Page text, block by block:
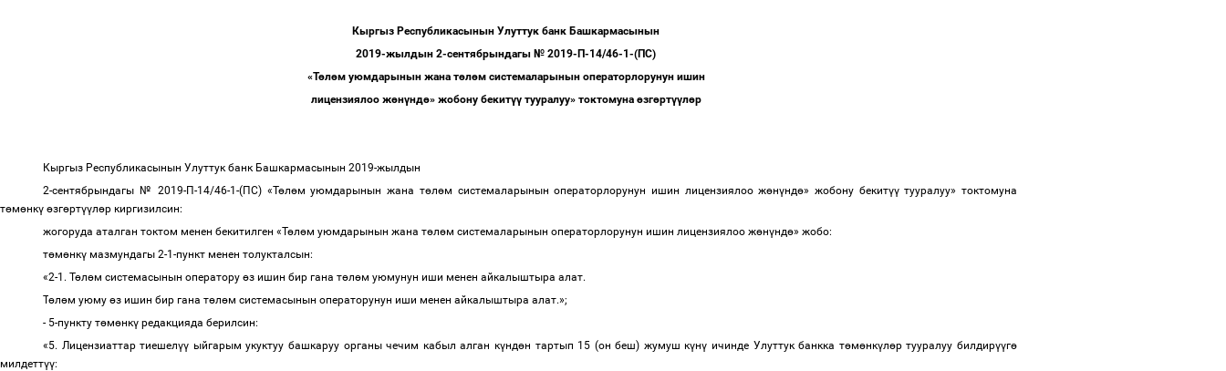
Кыргыз Республикасынын Улуттук банк Башкармасынын
2019-жылдын 2-сентябрындагы № 2019-П-14/46-1-(ПС)
«Төлөм уюмдарынын жана төлөм системаларынын операторлорунун ишин
лицензиялоо жөнүндө» жобону бекитүүтууралуу» токтомуна өзгөртүүлөр
Кыргыз Республикасынын Улуттук банк Башкармасынын 2019-жылдын
2-сентябрындагы № 2019-П-14/46-1-(ПС) «Төлөм уюмдарынын жана төлөм системаларынын операторлорунун ишин лицензиялоо жөнүндө» жобону бекитүүтууралуу» токтомуна
төмөнкү өзгөртүүлөр киргизилсин:
жогоруда аталган токтом менен бекитилген «Төлөм уюмдарынын жана төлөм системаларынын операторлорунун ишин лицензиялоо жөнүндө» жобо:
төмөнкү мазмундагы 2-1-пункт менен толукталсын:
«2-1. Төлөм системасынын оператору өз ишин бир гана төлөм уюмунун иши менен айкалыштыра алат.
Төлөм уюму өз ишин бир гана төлөм системасынын операторунун иши менен айкалыштыра алат.»;
- 5-пункту төмөнкү редакцияда берилсин:
«5. Лицензиаттар тиешелүү ыйгарым укуктуу башкаруу органы чечим кабыл алган күндөн тартып 15 (он беш) жумуш күнү ичинде Улуттук банкка төмөнкүлөр тууралуу билдирүүгө
милдеттүү: